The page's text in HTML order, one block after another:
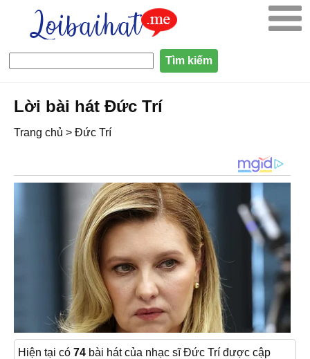
Lời bài hát Đức Trí
Trang chủ > Đức Trí
Hiện tại có 74 bài hát của nhạc sĩ Đức Trí được cập